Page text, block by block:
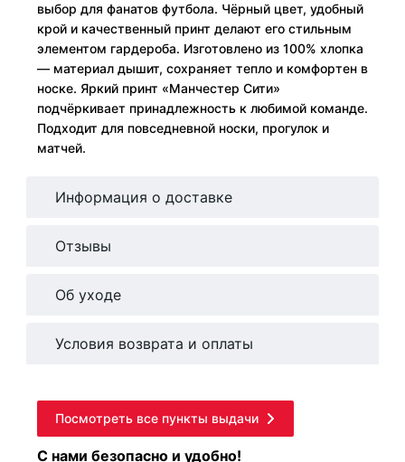
выбор для фанатов футбола. Чёрный цвет, удобный
крой и качественный принт делают его стильным
элементом гардероба. Изготовлено из 100% хлопка
— материал дышит, сохраняет тепло и комфортен в
носке. Яркий принт «Манчестер Сити»
подчёркивает принадлежность к любимой команде.
Подходит для повседневной носки, прогулок и
матчей.
Информация о доставке
Отзывы
Об уходе
Условия возврата и оплаты
Посмотреть все пункты выдачи
С нами безопасно и удобно!